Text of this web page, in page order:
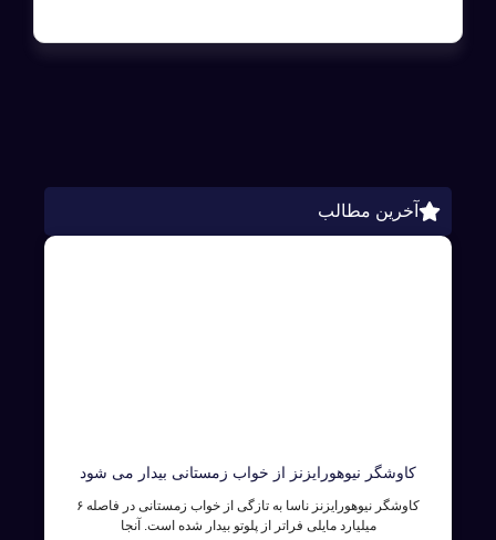
آخرین مطالب
کاوشگر نیوهورایزنز از خواب زمستانی بیدار می شود
کاوشگر نیوهورایزنز ناسا به تازگی از خواب زمستانی در فاصله ۶
میلیارد مایلی فراتر از پلوتو بیدار شده است. آنجا